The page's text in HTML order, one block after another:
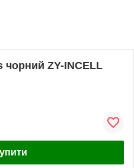
чорний ZY-INCELL